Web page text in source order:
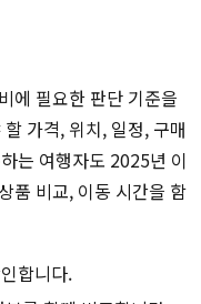
에 필요한 판단 기준을
가격, 위치, 일정, 구매
는 여행자도 2025년 이
품 비교, 이동 시간을 함
합니다.